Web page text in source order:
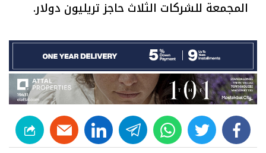
المجمعة للشركات الثلاث حاجز تريليون دولار.
facebook
twitter
whats
telegram
linkedin